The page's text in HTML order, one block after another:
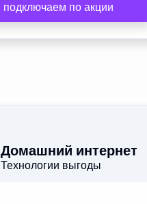
подключаем по акции
Домашний интернет
Технологии выгоды